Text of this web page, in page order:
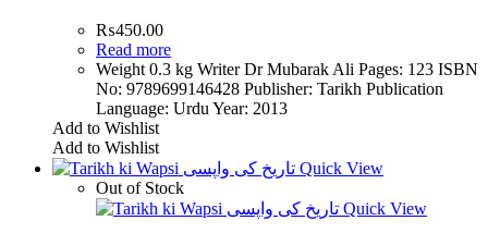
₨450.00
Read more
Weight 0.3 kg Writer Dr Mubarak Ali Pages: 123 ISBN
No: 9789699146428 Publisher: Tarikh Publication
Language: Urdu Year: 2013
Add to Wishlist
Add to Wishlist
Quick View
Out of Stock
Quick View